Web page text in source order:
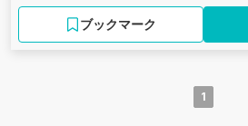
ブックマーク
1